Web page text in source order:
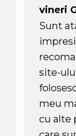
vineri
Sunt
site-
meu
cu alte